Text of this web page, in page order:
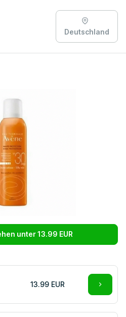
Deutschland
unter 13.99 EUR
13.99 EUR